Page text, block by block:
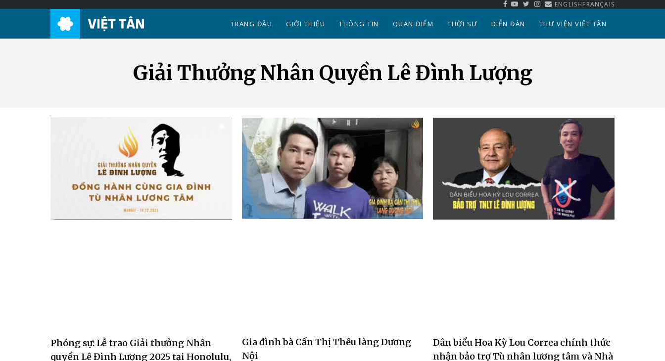
ENGLISHFRANÇAIS
TRANG ĐẦU GIỚI THIỆU THÔNG TIN QUAN ĐIỂM THỜI SỰ DIỄN ĐÀN THƯ VIỆN VIỆT TÂN
Giải Thưởng Nhân Quyền Lê Đình Lượng
Phóng sự: Lễ trao Giải thưởng Nhân
quyền Lê Đình Lượng 2025 tại Honolulu,
Gia đình bà Cấn Thị Thêu làng Dương
Nội
Dân biểu Hoa Kỳ Lou Correa chính thức
nhận bảo trợ Tù nhân lương tâm và Nhà